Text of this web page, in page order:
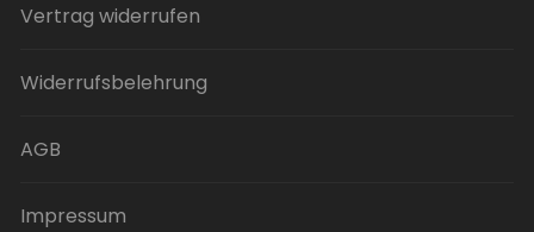
Vertrag widerrufen
Widerrufsbelehrung
AGB
Impressum